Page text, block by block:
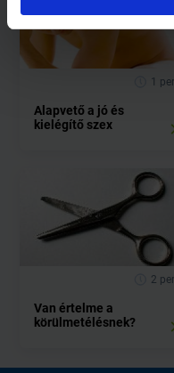
1
Alapvető a jó és
kielégítő szex
2
Van értelme a
körülmetélésnek?